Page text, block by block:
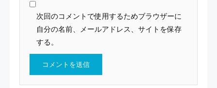
次回のコメントで使用するためブラウザーに
自分の名前、メールアドレス、サイトを保存
する。